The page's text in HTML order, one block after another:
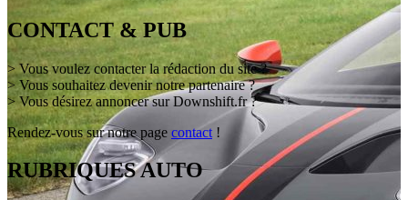
CONTACT & PUB
> Vous voulez contacter la rédaction du site ?
> Vous souhaitez devenir notre partenaire ?
> Vous désirez annoncer sur Downshift.fr ?
Rendez-vous sur notre page contact !
RUBRIQUES AUTO